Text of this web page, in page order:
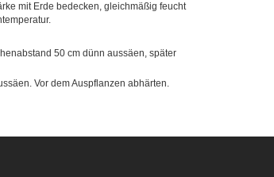
mit Erde bedecken, gleichmäßig feucht
50 cm dünn aussäen, später
Vor dem Auspflanzen abhärten.